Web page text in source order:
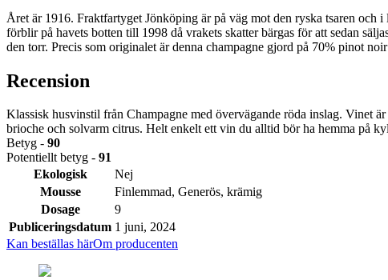
Året är 1916. Fraktfartyget Jönköping är på väg mot den ryska tsaren
förblir på havets botten till 1998 då vrakets skatter bärgas för att sedan
den torr. Precis som originalet är denna champagne gjord på 70% pinot
Recension
Klassisk husvinstil från Champagne med övervägande röda inslag. Vinet
brioche och solvarm citrus. Helt enkelt ett vin du alltid bör ha hemma på
Betyg - 90
Potentiellt betyg - 91
Ekologisk
Nej
Mousse
Finlemmad, Generös, krämig
Dosage
9
Publiceringsdatum 1 juni, 2024
Kan beställas härOm producenten